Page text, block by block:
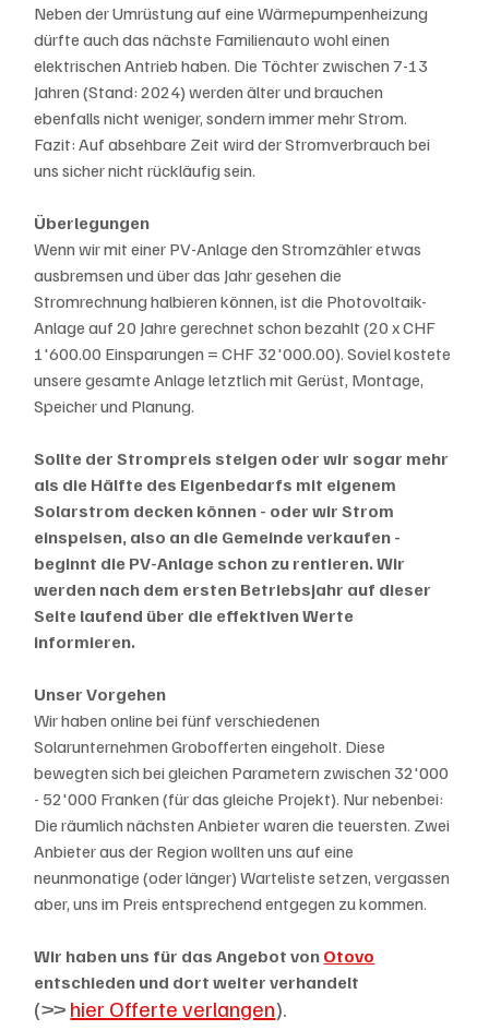
Neben der Umrüstung auf eine Wärmepumpenheizung
dürfte auch das nächste Familienauto wohl einen
elektrischen Antrieb haben. Die Töchter zwischen 7-13
Jahren (Stand: 2024) werden älter und brauchen
ebenfalls nicht weniger, sondern immer mehr Strom.
Fazit: Auf absehbare Zeit wird der Stromverbrauch bei
uns sicher nicht rückläufig sein.
Überlegungen
Wenn wir mit einer PV-Anlage den Stromzähler etwas
ausbremsen und über das Jahr gesehen die
Stromrechnung halbieren können, ist die Photovoltaik-
Anlage auf 20 Jahre gerechnet schon bezahlt (20 x CHF
1'600.00 Einsparungen = CHF 32'000.00). Soviel kostete
unsere gesamte Anlage letztlich mit Gerüst, Montage,
Speicher und Planung.
Sollte der Strompreis steigen oder wir sogar mehr
als die Hälfte des Eigenbedarfs mit eigenem
Solarstrom decken können - oder wir Strom
einspeisen, also an die Gemeinde verkaufen -
beginnt die PV-Anlage schon zu rentieren. Wir
werden nach dem ersten Betriebsjahr auf dieser
Seite laufend über die effektiven Werte
informieren.
Unser Vorgehen
Wir haben online bei fünf verschiedenen
Solarunternehmen Grobofferten eingeholt. Diese
bewegten sich bei gleichen Parametern zwischen 32'000
- 52'000 Franken (für das gleiche Projekt). Nur nebenbei:
Die räumlich nächsten Anbieter waren die teuersten. Zwei
Anbieter aus der Region wollten uns auf eine
neunmonatige (oder länger) Warteliste setzen, vergassen
aber, uns im Preis entsprechend entgegen zu kommen.
Wir haben uns für das Angebot von Otovo
entschieden und dort weiter verhandelt
(>> hier Offerte verlangen).